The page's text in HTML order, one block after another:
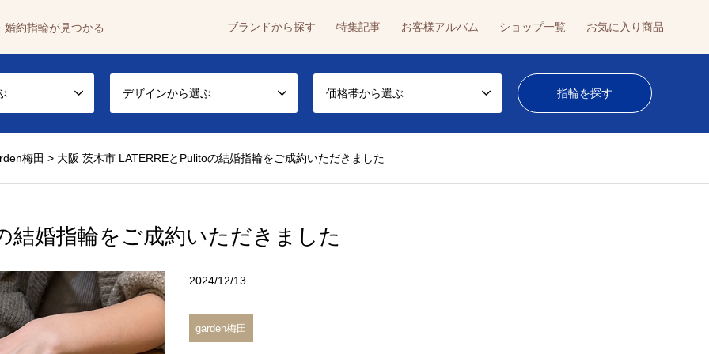
婚約指輪が見つかる ブランドから探す 特集記事 お客様アルバム ショップ一覧 お気に入り商品
デザインから選ぶ 価格帯から選ぶ
梅田 > 大阪 茨木市 LATERREとPulitoの結婚指輪をご成約いただきました
結婚指輪をご成約いただきました
2024/12/13
garden梅田